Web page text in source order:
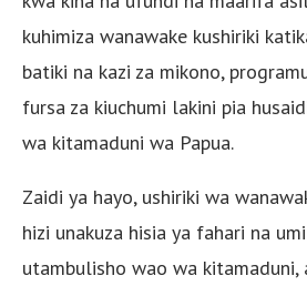
kuhimiza wanawake kushiriki
batiki na kazi za mikono,
fursa za kiuchumi lakini pia
wa kitamaduni wa Papua.
Zaidi ya hayo, ushiriki wa
hizi unakuza hisia ya fahari na
utambulisho wao wa kitamaduni,